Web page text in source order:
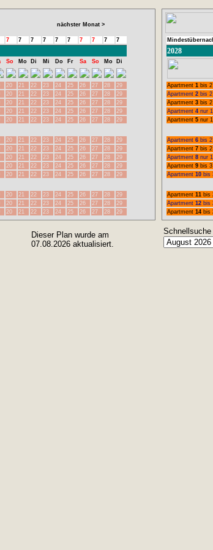
nächster Monat >
7 7 7 7 7 7 7 7 7 7
So Mo Di Mi Do Fr Sa So Mo Di
20 21 22 23 24 25 26 27 28
29
20 21 22 23 24 25 26 27 28
29
20 21 22 23 24 25 26 27 28
29
20 21 22 23 24 25 26 27 28
29
20 21 22 23 24 25 26 27 28 29
20 21 22 23 24 25 26 27 28
29
20 21 22 23 24 25 26 27 28
29
20 21 22 23 24 25 26 27 28
29
20 21 22 23 24 25 26 27 28
29
20 21 22 23 24 25 26 27 28 29
20 21 22 23 24 25 26 27 28
29
20 21 22 23 24 25 26 27 28
29
20 21 22 23 24 25 26 27 28 29
Dieser Plan wurde am
07.08.2026 aktualisiert.
2028
Apartment 1 bis
Apartment 2 bis
Apartment 3 bis
Apartment 4 nur
Apartment 5 nur
Apartment 6 bis
Apartment 7 bis
Apartment 8 nur
Apartment 9 bis
Apartment 10 bis
Apartment 11 bis
Apartment 12 bis
Apartment 14 bis
Schnellsuche